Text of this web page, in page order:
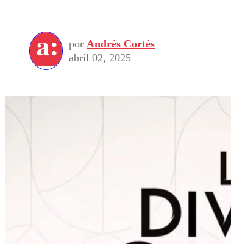
por Andrés Cortés
abril 02, 2025